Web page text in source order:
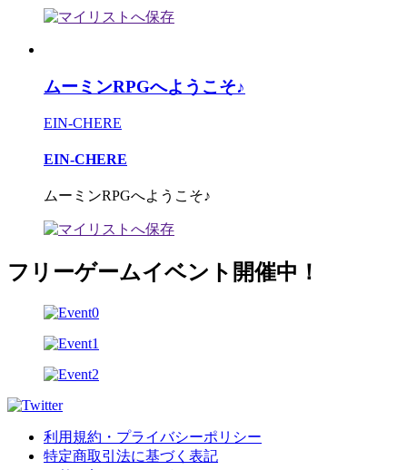
ムーミンRPGへようこそ♪
EIN-CHERE
EIN-CHERE
ムーミンRPGへようこそ♪
フリーゲームイベント開催中！
利用規約・プライバシーポリシー
特定商取引法に基づく表記